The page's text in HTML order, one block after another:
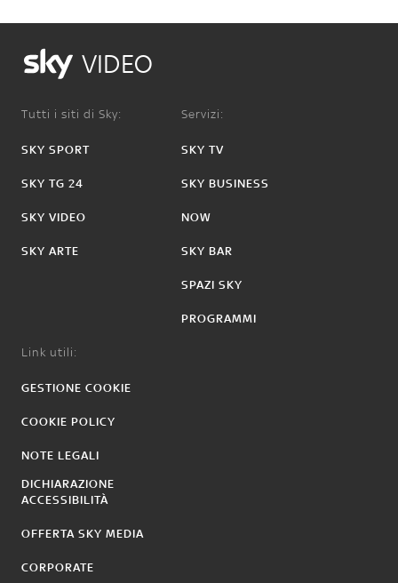
VIDEO
Tutti i siti di Sky:
SKY SPORT
SKY TG 24
SKY VIDEO
SKY ARTE
Servizi:
SKY TV
SKY BUSINESS
NOW
SKY BAR
SPAZI SKY
PROGRAMMI
Link utili:
GESTIONE COOKIE
COOKIE POLICY
NOTE LEGALI
DICHIARAZIONE
ACCESSIBILITÀ
OFFERTA SKY MEDIA
CORPORATE